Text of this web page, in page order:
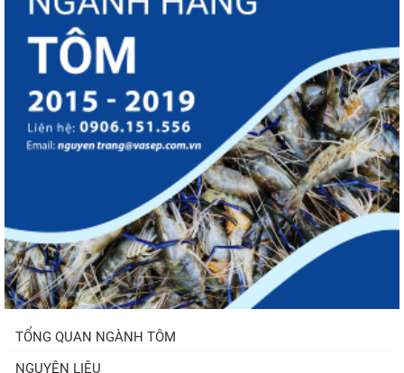
TỔNG QUAN NGÀNH TÔM
NGUYÊN LIỆU